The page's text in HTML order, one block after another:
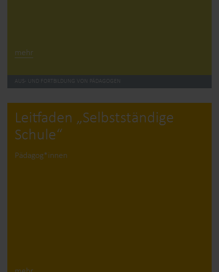
mehr
AUS- UND FORTBILDUNG VON PÄDAGOGEN
Leitfaden „Selbstständige
Schule“
Pädagog*innen